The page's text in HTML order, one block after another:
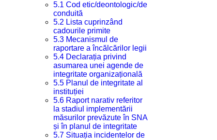
5.1 Cod etic/deontologic/de
conduită
5.2 Lista cuprinzând
cadourile primite
5.3 Mecanismul de
raportare a încălcărilor legii
5.4 Declarația privind
asumarea unei agende de
integritate organizațională
5.5 Planul de integritate al
instituției
5.6 Raport narativ referitor
la stadiul implementării
măsurilor prevăzute în SNA
și în planul de integritate
5.7 Situația incidentelor de